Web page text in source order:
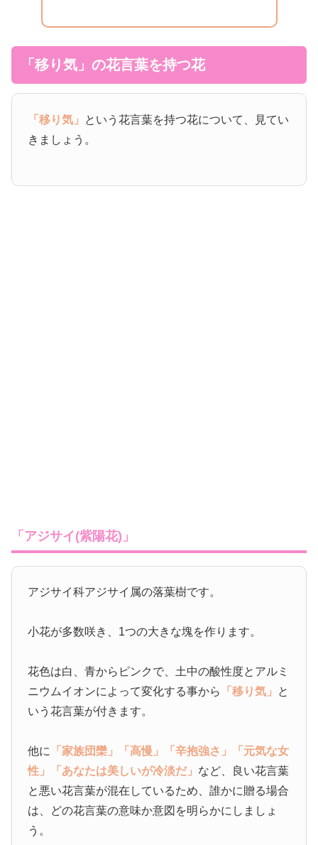
「移り気」の花言葉を持つ花
「移り気」 という花言葉を持つ花について、見てい
きましょう。
「アジサイ(紫陽花)」
アジサイ科アジサイ属の落葉樹です。
小花が多数咲き、1つの大きな塊を作ります。
花色は白、青からピンクで、土中の酸性度とアルミ
ニウムイオンによって変化する事から
「移り気」 と
いう花言葉が付きます。
他に 「家族団欒」 「高慢」 「辛抱強さ」
「元気な女
性」
「あなたは美しいが冷淡だ」 など、良い花言葉
と悪い花言葉が混在しているため、誰かに贈る場合
は、どの花言葉の意味か意図を明らかにしましょ
う。